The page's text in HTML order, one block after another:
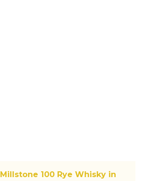
Millstone 100 Rye Whisky in